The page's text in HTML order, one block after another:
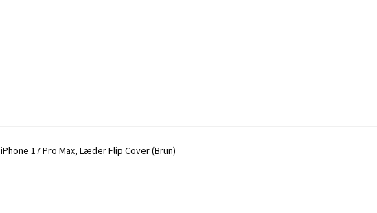
iPhone 17 Pro Max, Læder Flip Cover (Brun)